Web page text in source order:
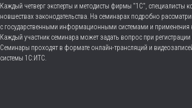
Каждый четверг эксперты и методисты фирмы "1С",
новшествах законодательства. На семинарах подробно
с государственными информационными системами и применения
Каждый участник семинара может задать вопрос при
Семинары проходят в формате онлайн-трансляций и
системы 1С:ИТС.